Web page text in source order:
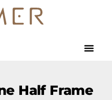
Half Frame